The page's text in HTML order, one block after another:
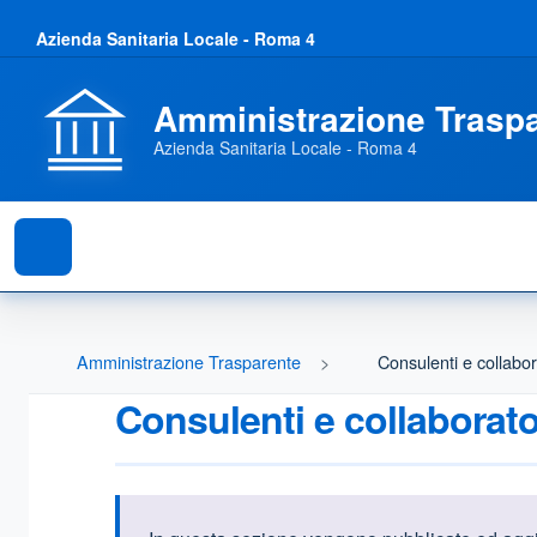
Azienda Sanitaria Locale - Roma 4
Amministrazione
Azienda Sanitaria Locale - Roma 4
Amministrazione Trasparente Consulenti e
Consulenti e